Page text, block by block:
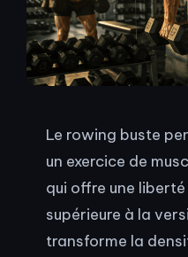
Le rowing buste
un exercice de
qui offre une
supérieure à la
transforme la